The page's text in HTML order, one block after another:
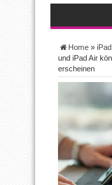
Home » iPad
und iPad Air
erscheinen